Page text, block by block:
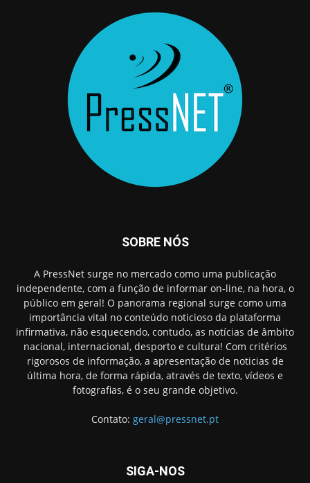
SOBRE NÓS
A PressNet surge no mercado como uma publicação
independente, com a função de informar on-line, na hora, o
público em geral! O panorama regional surge como uma
importância vital no conteúdo noticioso da plataforma
infirmativa, não esquecendo, contudo, as notícias de âmbito
nacional, internacional, desporto e cultura! Com critérios
rigorosos de informação, a apresentação de noticias de
última hora, de forma rápida, através de texto, vídeos e
fotografias, é o seu grande objetivo.
Contato: geral@pressnet.pt
SIGA-NOS